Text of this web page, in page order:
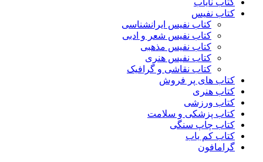
کتاب نایاب
کتاب نفیس
کتاب نفیس ایرانشناسی
کتاب نفیس شعر و ادبی
کتاب نفیس مذهبی
کتاب نفیس هنری
کتاب نقاشی و گرافیک
کتاب های پر فروش
کتاب هنری
کتاب ورزشی
کتاب پزشکی و سلامت
کتاب چاپ سنگی
کتاب کم یاب
گرامافون